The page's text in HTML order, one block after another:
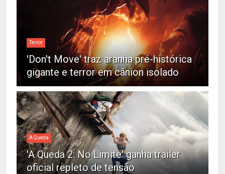
Terror
'Don't Move' traz aranha pré-histórica
gigante e terror em cânion isolado
A Queda
'A Queda 2: No Limite' ganha trailer
oficial repleto de tensão